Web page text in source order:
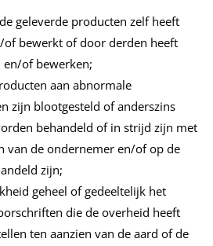
geleverde producten zelf heeft
of bewerkt of door derden heeft
en/of bewerken;
aan abnormale
zijn blootgesteld of anderszins
behandeld of in strijd zijn met
van de ondernemer en/of op de
zijn;
geheel of gedeeltelijk het
die de overheid heeft
ten aanzien van de aard of de